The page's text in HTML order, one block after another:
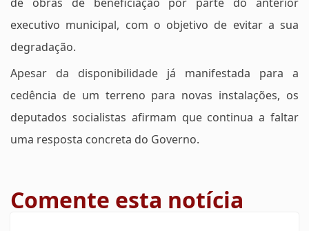
executivo municipal, com o objetivo de evitar a sua
degradação.
Apesar da disponibilidade já manifestada para a
cedência de um terreno para novas instalações, os
deputados socialistas afirmam que continua a faltar
uma resposta concreta do Governo.
Comente esta notícia